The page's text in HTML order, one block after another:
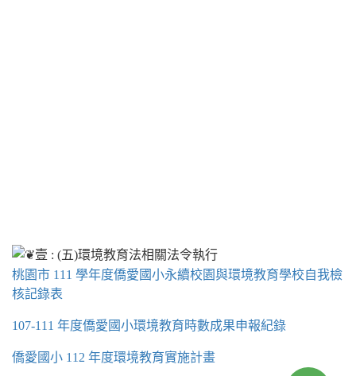
桃園市 111 學年度僑愛國小永續校園與環境教育學校自我檢
核記錄表
107-111 年度僑愛國小環境教育時數成果申報紀錄
僑愛國小 112 年度環境教育實施計畫